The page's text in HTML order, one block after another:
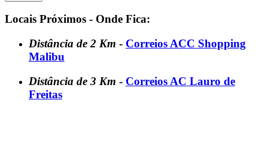
Locais Próximos - Onde Fica:
Distância de 2 Km - Correios ACC Shopping
Malibu
Distância de 3 Km - Correios AC Lauro de
Freitas